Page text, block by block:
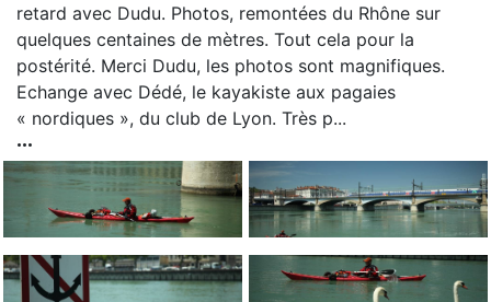
retard avec Dudu. Photos, remontées du Rhône sur
quelques centaines de mètres. Tout cela pour la
postérité. Merci Dudu, les photos sont magnifiques.
Echange avec Dédé, le kayakiste aux pagaies
« nordiques », du club de Lyon. Très p...